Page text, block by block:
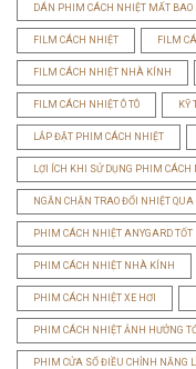
DÁN PHIM CÁCH NHIỆT MẤT BAO
FILM CÁCH NHIỆT FILM
FILM CÁCH NHIỆT NHÀ KÍNH
FILM CÁCH NHIỆT Ô TÔ KỸ
LẮP ĐẶT PHIM CÁCH NHIỆT
LỢI ÍCH KHI SỬ DỤNG PHIM CÁCH
NGĂN CHẶN TRAO ĐỔI NHIỆT QUA
PHIM CÁCH NHIỆT ANYGARD TỐT
PHIM CÁCH NHIỆT NHÀ KÍNH
PHIM CÁCH NHIỆT XE HƠI
PHIM CÁCH NHIỆT ẢNH HƯỞNG
PHIM CỬA SỔ ĐIỀU CHỈNH NĂNG